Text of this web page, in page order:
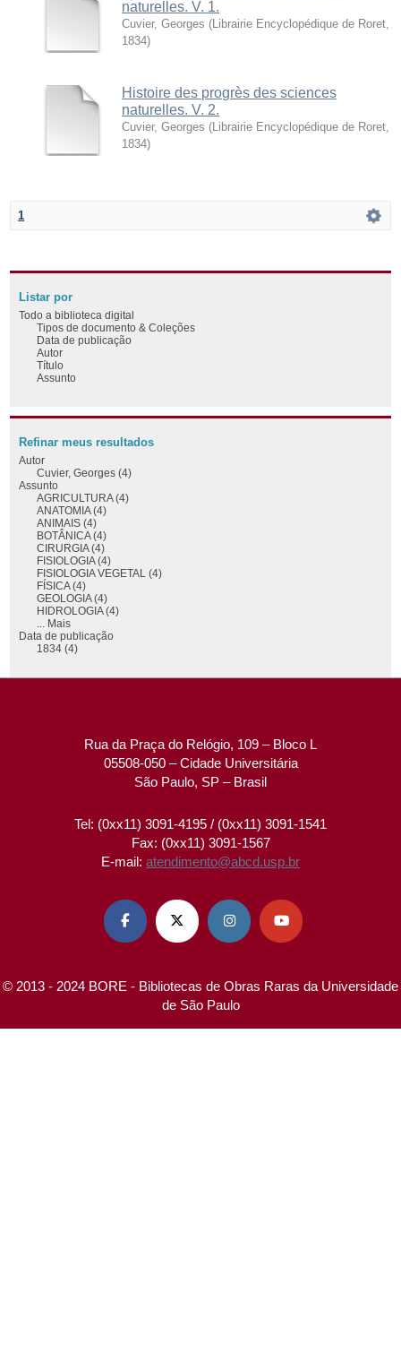
naturelles. V. 1.
Cuvier, Georges ( Librairie Encyclopédique de Roret
1834)
Histoire des progrès des sciences
naturelles. V. 2.
Cuvier, Georges ( Librairie Encyclopédique de Roret
1834)
1
Listar por
Todo a biblioteca digital
Tipos de documento & Coleções
Data de publicação
Autor
Título
Assunto
Refinar meus resultados
Autor
Cuvier, Georges (4)
Assunto
AGRICULTURA (4)
ANATOMIA (4)
ANIMAIS (4)
BOTÂNICA (4)
CIRURGIA (4)
FISIOLOGIA (4)
FISIOLOGIA VEGETAL (4)
FÍSICA (4)
GEOLOGIA (4)
HIDROLOGIA (4)
... Mais
Data de publicação
1834 (4)
Rua da Praça do Relógio, 109 – Bloco L
05508-050 – Cidade Universitária
São Paulo, SP – Brasil
Tel: (0xx11) 3091-4195 / (0xx11) 3091-1541
Fax: (0xx11) 3091-1567
E-mail: atendimento@abcd.usp.br
   
© 2013 - 2024 BORE - Bibliotecas de Obras Raras da Universidade
de São Paulo